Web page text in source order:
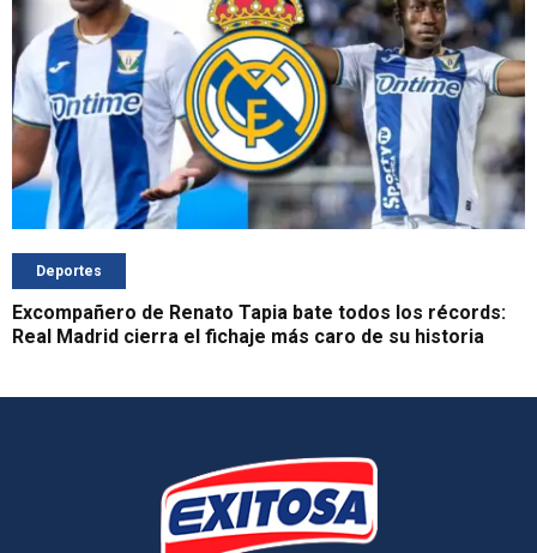
Deportes
Excompañero de Renato Tapia bate todos los récords:
Real Madrid cierra el fichaje más caro de su historia